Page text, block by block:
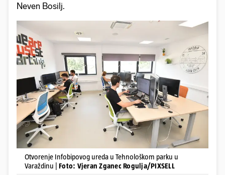
Neven Bosilj.
Otvorenje Infobipovog ureda u Tehnološkom parku u
Varaždinu | Foto: Vjeran Zganec Rogulja/PIXSELL